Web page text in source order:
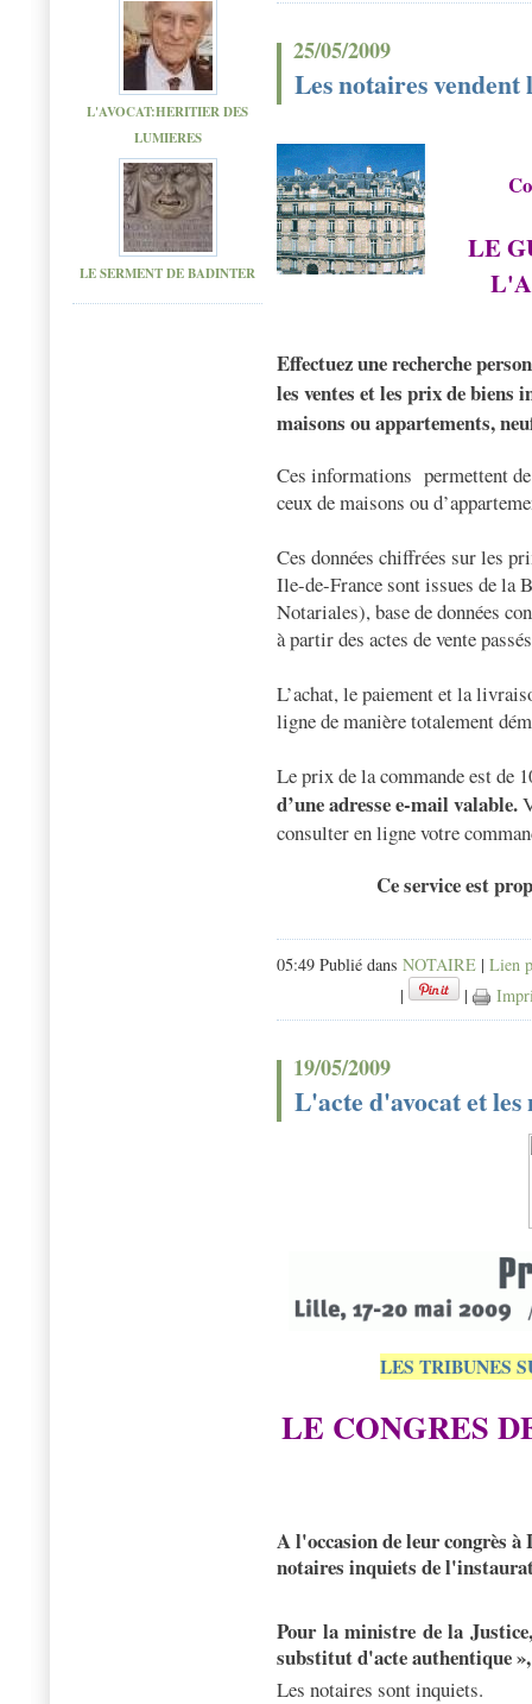
L'AVOCAT:HERITIER DES
LUMIERES
LE SERMENT DE BADINTER
25/05/2009
Les notaires vendent
LE
Effectuez une recherche
les ventes et les prix de biens
maisons ou appartements,
Ces informations permettent
ceux de maisons ou
Ces données chiffrées sur les
Ile-de-France sont issues de la
Notariales), base de données
à partir des actes de vente
L’achat, le paiement et la
ligne de manière totalement
Le prix de la commande est de
d’une adresse e-mail valable.
consulter en ligne votre
Ce service est
05:49 Publié dans NOTAIRE | Lien
|
|
19/05/2009
L'acte d'avocat et
LES TRIBUNES
LE CONGRES
A l'occasion de leur congrès
notaires inquiets de
Pour la ministre de la
substitut d'acte authentique
Les notaires sont inquiets.